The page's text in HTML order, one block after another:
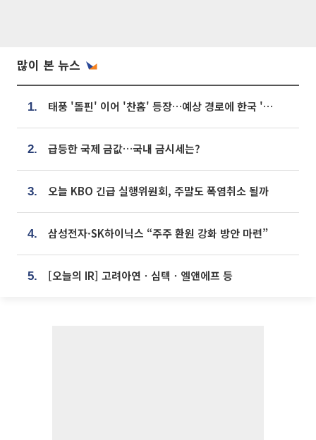
많이 본 뉴스
1. 태풍 '돌핀' 이어 '찬홈' 등장…예상 경로에 한국 '한숨'
2. 급등한 국제 금값…국내 금시세는?
3. 오늘 KBO 긴급 실행위원회, 주말도 폭염취소 될까
4. 삼성전자·SK하이닉스 “주주 환원 강화 방안 마련”
5. [오늘의 IR] 고려아연ㆍ심텍ㆍ엘앤에프 등